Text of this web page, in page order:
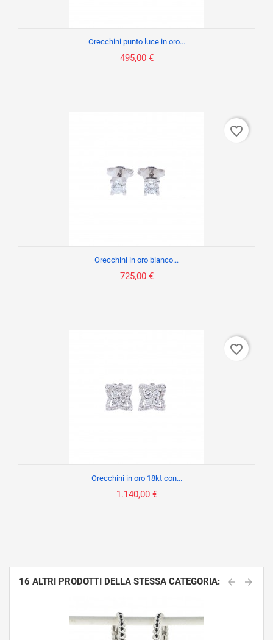
Orecchini punto luce in oro...
495,00 €
Orecchini in oro bianco...
725,00 €
favorite_border
Orecchini in oro 18kt con...
1.140,00 €
favorite_border
16 ALTRI PRODOTTI DELLA STESSA CATEGORIA: